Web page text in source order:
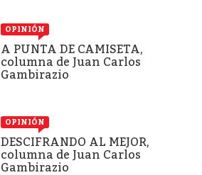
OPINIÓN
A PUNTA DE CAMISETA,
columna de Juan Carlos
Gambirazio
OPINIÓN
DESCIFRANDO AL MEJOR,
columna de Juan Carlos
Gambirazio